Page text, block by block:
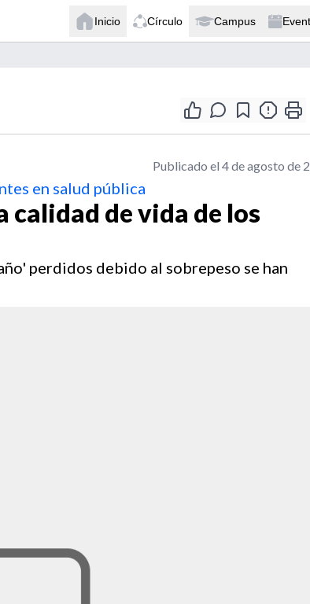
Inicio Círculo Campus
Publicado el 4 de agosto de
en salud pública
calidad de vida de los
perdidos debido al sobrepeso se han